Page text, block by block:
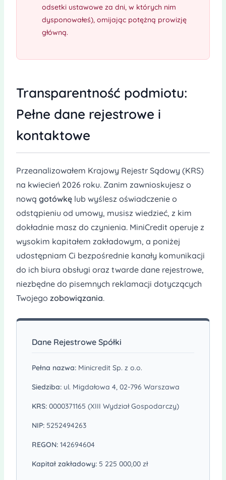
odsetki ustawowe za dni, w których nim
dysponowałeś), omijając potężną prowizję
główną.
Transparentność podmiotu:
Pełne dane rejestrowe i
kontaktowe
Przeanalizowałem Krajowy Rejestr Sądowy (KRS)
na kwiecień 2026 roku. Zanim zawnioskujesz o
nową gotówkęlub wyślesz oświadczenie o
odstąpieniu od umowy, musisz wiedzieć, z kim
dokładnie masz do czynienia. MiniCredit operuje z
wysokim kapitałem zakładowym, a poniżej
udostępniam Ci bezpośrednie kanały komunikacji
do ich biura obsługi oraz twarde dane rejestrowe,
niezbędne do pisemnych reklamacji dotyczących
Twojego zobowiązania.
Dane Rejestrowe Spółki
Pełna nazwa:Minicredit Sp. z o.o.
Siedziba:ul. Migdałowa 4, 02-796 Warszawa
KRS:0000371165 (XIII Wydział Gospodarczy)
NIP:5252494263
REGON:142694604
Kapitał zakładowy:5 225 000,00 zł